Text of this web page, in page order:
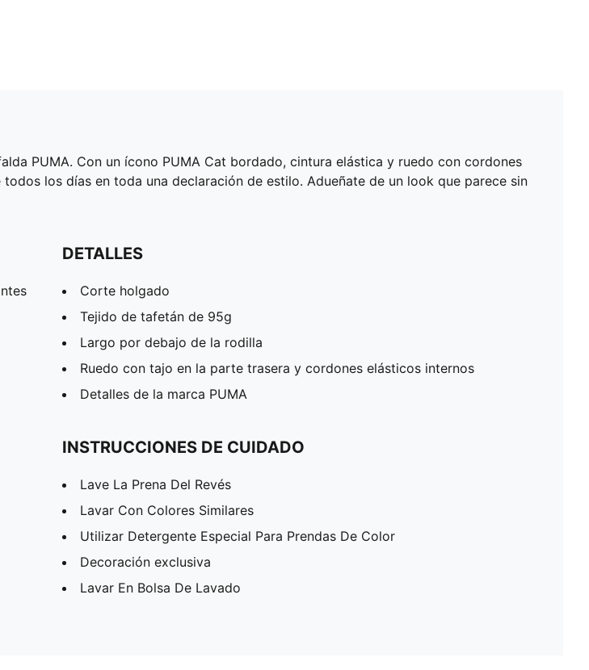
PUMA. Con un ícono PUMA Cat bordado, cintura elástica y ruedo con cordones
los días en toda una declaración de estilo. Adueñate de un look que parece sin
DETALLES
Corte holgado
Tejido de tafetán de 95g
Largo por debajo de la rodilla
Ruedo con tajo en la parte trasera y cordones elásticos internos
Detalles de la marca PUMA
INSTRUCCIONES DE CUIDADO
Lave La Prena Del Revés
Lavar Con Colores Similares
Utilizar Detergente Especial Para Prendas De Color
Decoración exclusiva
Lavar En Bolsa De Lavado